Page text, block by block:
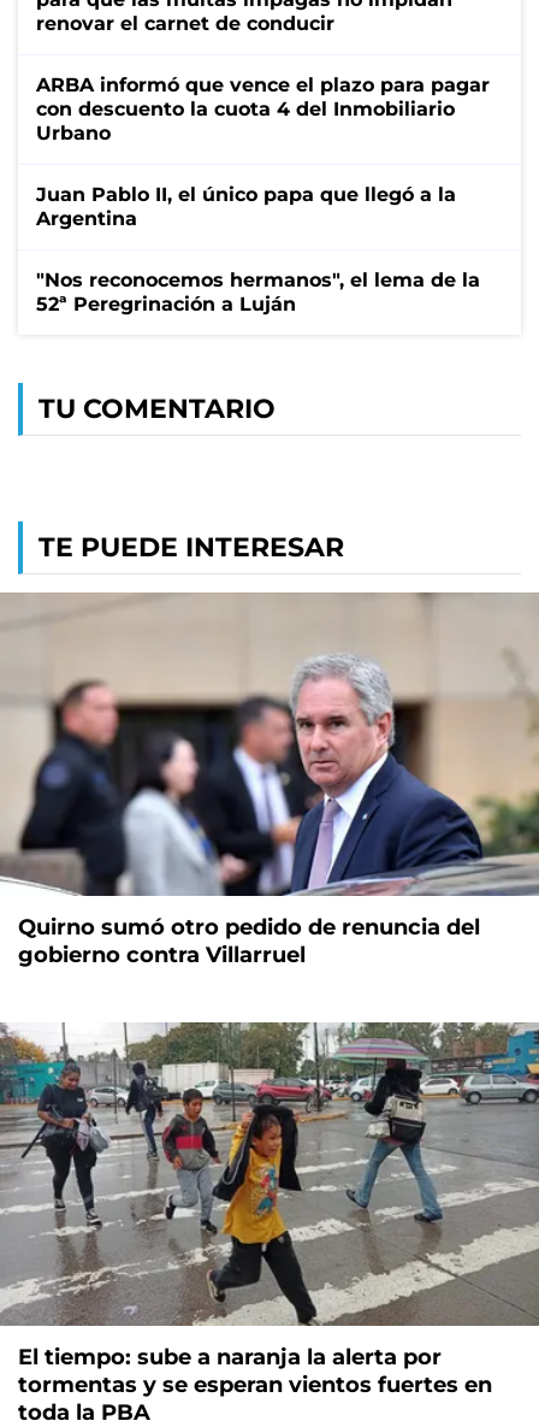
renovar el carnet de conducir
ARBA informó que vence el plazo para pagar
con descuento la cuota 4 del Inmobiliario
Urbano
Juan Pablo II, el único papa que llegó a la
Argentina
"Nos reconocemos hermanos", el lema de la
52ª Peregrinación a Luján
TU COMENTARIO
TE PUEDE INTERESAR
Quirno sumó otro pedido de renuncia del
gobierno contra Villarruel
El tiempo: sube a naranja la alerta por
tormentas y se esperan vientos fuertes en
toda la PBA